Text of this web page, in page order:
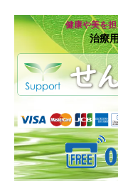
健康や美を
治療